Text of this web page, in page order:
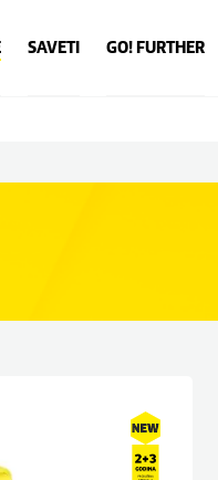
SAVETI GO! FURTHER